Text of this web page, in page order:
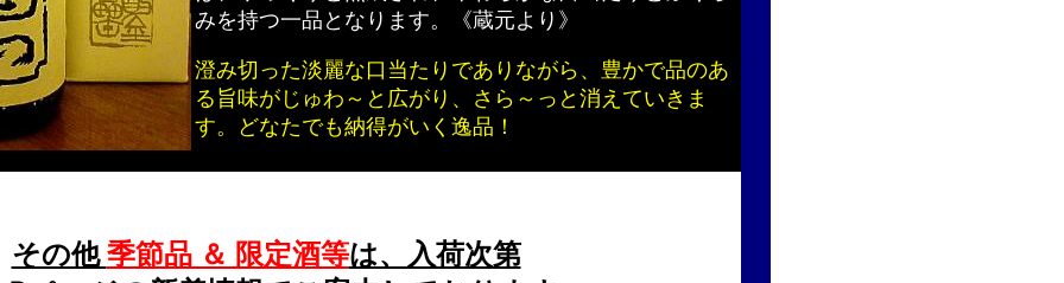
みを持つ一品となります。《蔵元より》
澄み切った淡麗な口当たりでありながら、豊かで品のあ
る旨味がじゅわ～と広がり、さら～っと消えていきま
す。どなたでも納得がいく逸品！
その他季節品 ＆ 限定酒等は、入荷次第